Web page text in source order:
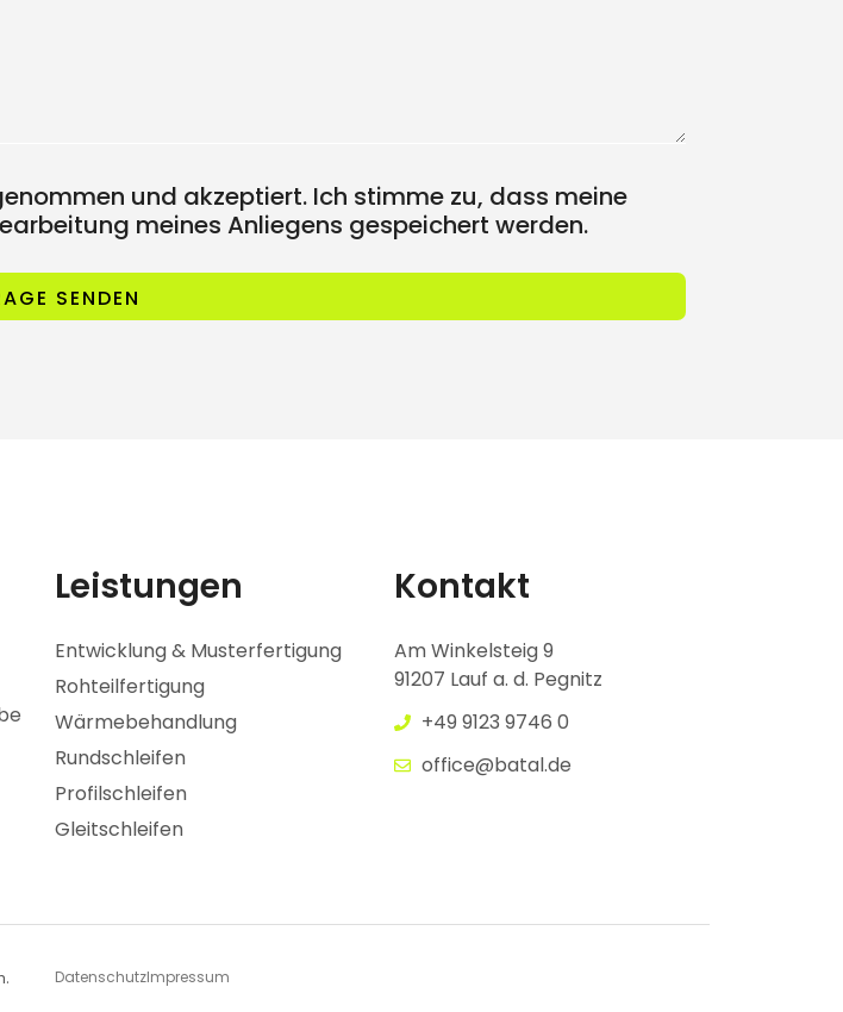
und akzeptiert. Ich stimme zu, dass meine
meines Anliegens gespeichert werden.
SENDEN
Leistungen
Entwicklung & Musterfertigung
Rohteilfertigung
Wärmebehandlung
Rundschleifen
Profilschleifen
Gleitschleifen
Kontakt
Am Winkelsteig 9
91207 Lauf a. d. Pegnitz
+49 9123 9746 0
office@batal.de
DatenschutzImpressum